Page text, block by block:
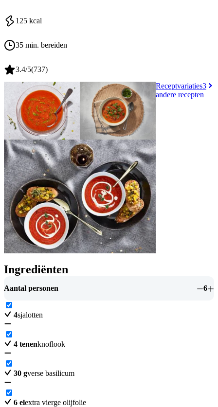
125 kcal
35 min. bereiden
3.4/5(737)
Receptvariaties3
andere recepten
Ingrediënten
Aantal personen 6
4sjalotten
4 tenenknoflook
30 gverse basilicum
6 elextra vierge olijfolie